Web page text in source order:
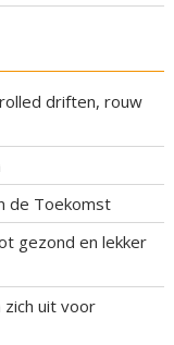
driften, rouw
de Toekomst
gezond en lekker
zich uit voor